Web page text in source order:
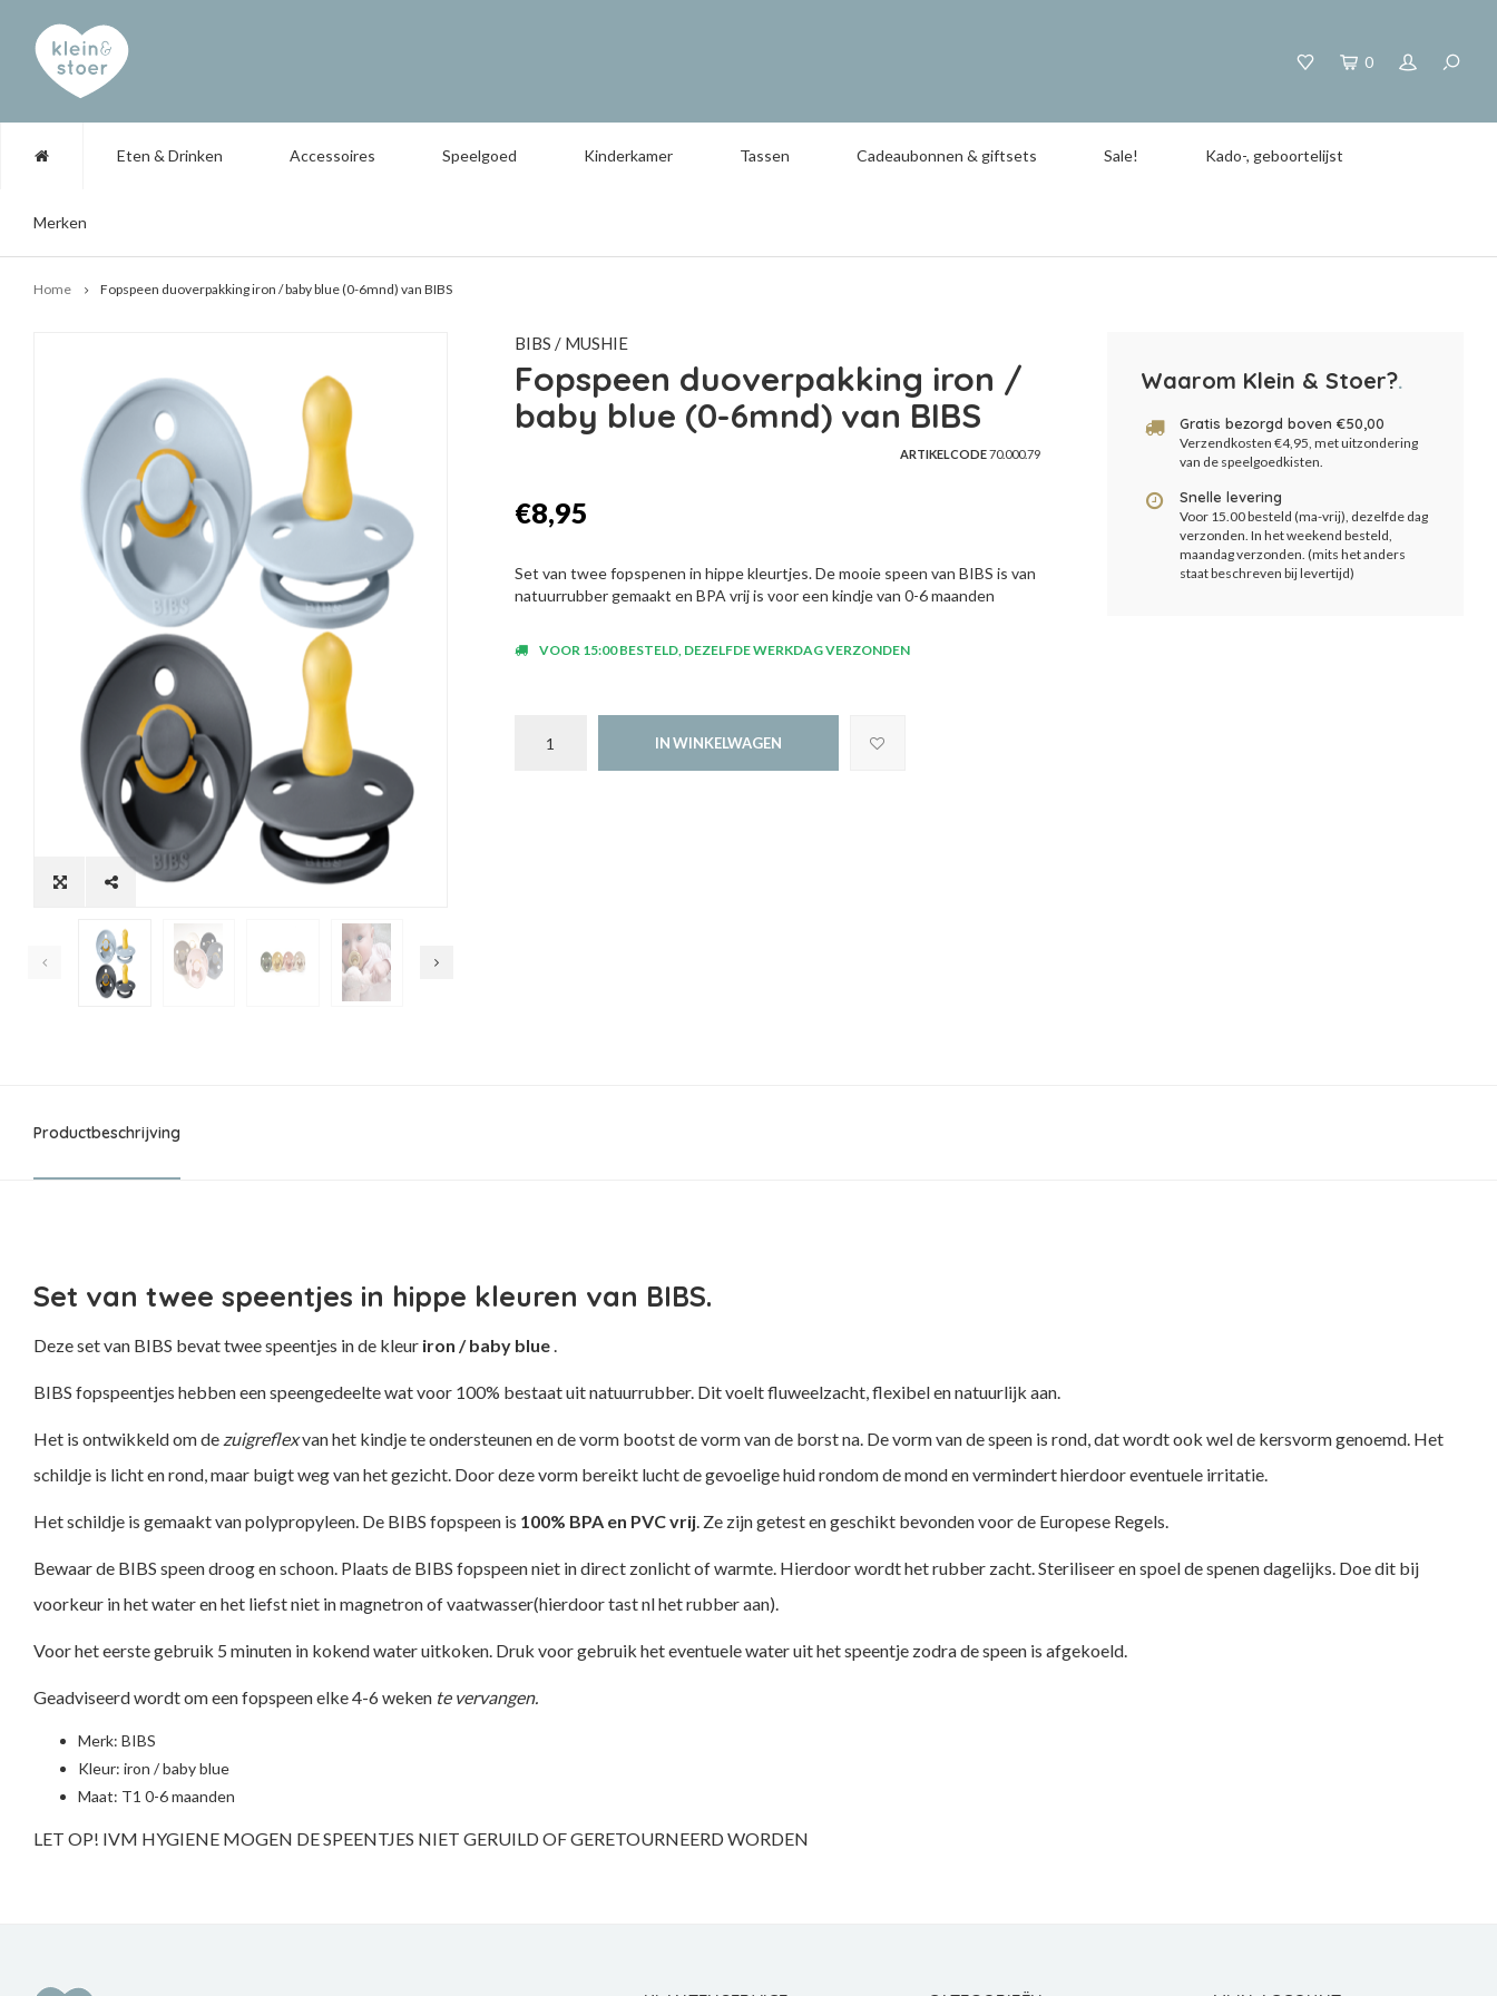
0
Eten & Drinken Accessoires Speelgoed Kinderkamer Tassen Cadeaubonnen & giftsets Sale! Kado-, geboortelijst
Merken
Home Fopspeen duoverpakking iron / baby blue (0-6mnd) van BIBS
BIBS / MUSHIE
Fopspeen duoverpakking iron /
baby blue (0-6mnd) van BIBS
ARTIKELCODE70.000.79
€8,95
Set van twee fopspenen in hippe kleurtjes. De mooie speen van BIBS is van
natuurrubber gemaakt en BPA vrij is voor een kindje van 0-6 maanden
VOOR 15:00 BESTELD, DEZELFDE WERKDAG VERZONDEN
IN WINKELWAGEN
Waarom Klein & Stoer?.
Gratis bezorgd boven €50,00
Verzendkosten €4,95, met uitzondering
van de speelgoedkisten.
Snelle levering
Voor 15.00 besteld (ma-vrij), dezelfde dag
verzonden. In het weekend besteld,
maandag verzonden. (mits het anders
staat beschreven bij levertijd)
Productbeschrijving
Set van twee speentjes in hippe kleuren van BIBS.
Deze set van BIBS bevat twee speentjes in de kleur iron / baby blue
BIBS fopspeentjes hebben een speengedeelte wat voor 100% bestaat uit natuurrubber. Dit voelt fluweelzacht, flexibel en natuurlijk aan.
Het is ontwikkeld om de zuigreflexvan het kindje te ondersteunen en de vorm bootst de vorm van de borst na. De vorm van de speen is rond, dat wordt ook wel de kersvorm genoemd. Het
schildje is licht en rond, maar buigt weg van het gezicht. Door deze vorm bereikt lucht de gevoelige huid rondom de mond en vermindert hierdoor eventuele irritatie.
Het schildje is gemaakt van polypropyleen. De BIBS fopspeen is 100% BPA en PVC vrij . Ze zijn getest en geschikt bevonden voor de Europese Regels.
Bewaar de BIBS speen droog en schoon. Plaats de BIBS fopspeen niet in direct zonlicht of warmte. Hierdoor wordt het rubber zacht. Steriliseer en spoel de spenen dagelijks. Doe dit bij
voorkeur in het water en het liefst niet in magnetron of vaatwasser(hierdoor tast nl het rubber aan).
Voor het eerste gebruik 5 minuten in kokend water uitkoken. Druk voor gebruik het eventuele water uit het speentje zodra de speen is afgekoeld.
Geadviseerd wordt om een fopspeen elke 4-6 weken te vervangen.
Merk: BIBS
Kleur: iron / baby blue
Maat: T1 0-6 maanden
LET OP! IVM HYGIENE MOGEN DE SPEENTJES NIET GERUILD OF GERETOURNEERD WORDEN